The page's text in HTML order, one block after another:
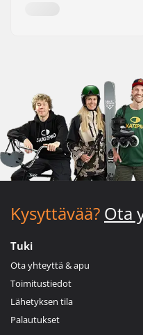
Kysyttävää? Ota
Tuki
Ota yhteyttä & apu
Toimitustiedot
Lähetyksen tila
Palautukset